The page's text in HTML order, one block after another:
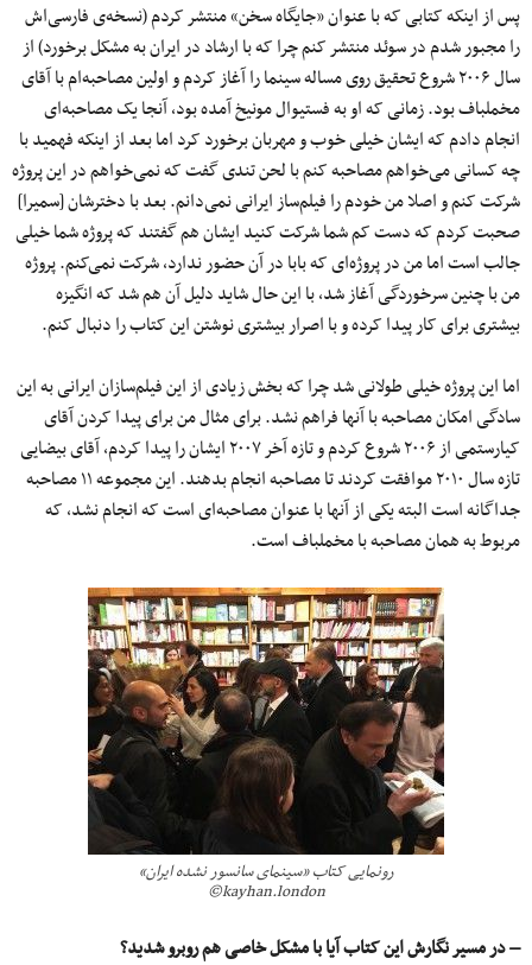
پس از اینکه کتابی که با عنوان «جایگاه سخن» منتشر کردم (نسخه‌ی فارسی‌اش
را مجبور شدم در سوئد منتشر کنم چرا که با ارشاد در ایران به مشکل برخورد) از
سال ۲۰۰۶ شروع تحقیق روی مساله سینما را آغاز کردم و اولین مصاحبه‌ام با آقای
مخملباف بود. زمانی که او به فستیوال مونیخ آمده بود، آنجا یک مصاحبه‌ای
انجام دادم که ایشان خیلی خوب و مهربان برخورد کرد اما بعد از اینکه فهمید با
چه کسانی می‌خواهم مصاحبه کنم با لحن تندی گفت که نمی‌خواهم در این پروژه
شرکت کنم و اصلا من خودم را فیلم‌ساز ایرانی نمی‌دانم. بعد با دخترشان [سمیرا]
صحبت کردم که دست کم شما شرکت کنید ایشان هم گفتند که پروژه شما خیلی
جالب است اما من در پروژه‌ای که بابا در آن حضور ندارد، شرکت نمی‌کنم. پروژه
من با چنین سرخوردگی آغاز شد، با این حال شاید دلیل آن هم شد که انگیزه
بیشتری برای کار پیدا کرده و با اصرار بیشتری نوشتن این کتاب را دنبال کنم.
اما این پروژه خیلی طولانی شد چرا که بخش زیادی از این فیلم‌سازان ایرانی به این
سادگی امکان مصاحبه با آنها فراهم نشد. برای مثال من برای پیدا کردن آقای
کیارستمی از ۲۰۰۶ شروع کردم و تازه آخر ۲۰۰۷ ایشان را پیدا کردم، آقای بیضایی
تازه سال ۲۰۱۰ موافقت کردند تا مصاحبه انجام بدهند. این مجموعه ۱۱ مصاحبه
جداگانه است البته یکی از آنها با عنوان مصاحبه‌ای است که انجام نشد، که
مربوط به همان مصاحبه با مخملباف است.
رونمایی کتاب «سینمای سانسور نشده ایران»
kayhan.london©
– در مسیر نگارش این کتاب آیا با مشکل خاصی هم روبرو شدید؟